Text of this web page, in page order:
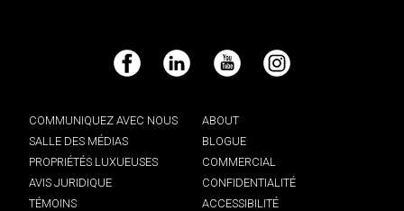
Facebook LinkedIn YouTube Instagram
COMMUNIQUEZ AVEC NOUS
ABOUT
SALLE DES MÉDIAS
BLOGUE
PROPRIÉTÉS LUXUEUSES
COMMERCIAL
AVIS JURIDIQUE
CONFIDENTIALITÉ
TÉMOINS
ACCESSIBILITÉ